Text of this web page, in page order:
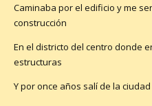
Caminaba por el edificio y me
construcción
En el districto del centro donde
estructuras
Y por once años salí de la